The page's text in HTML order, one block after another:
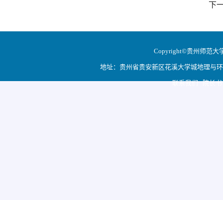
下
Copyright©贵州师范大
地址：贵州省贵安新区花溪大学城地理与
联系我们 院长书